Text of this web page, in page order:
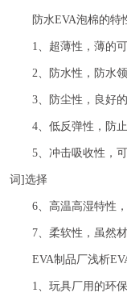
防水EVA泡棉的特
1、超薄性，薄的
2、防水性，防水
3、防尘性，良好
4、低反弹性，防
5、冲击吸收性，
词]选择
6、高温高湿特性
7、柔软性，虽然
EVA制品厂浅析
1、玩具厂用的环